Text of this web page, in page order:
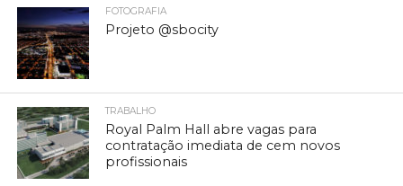
FOTOGRAFIA
Projeto @sbocity
TRABALHO
Royal Palm Hall abre vagas para
contratação imediata de cem novos
profissionais